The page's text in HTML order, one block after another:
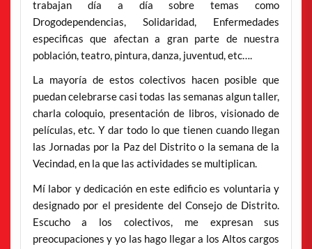
trabajan día a día sobre temas como
Drogodependencias, Solidaridad, Enfermedades
especificas que afectan a gran parte de nuestra
población, teatro, pintura, danza, juventud, etc….
La mayoría de estos colectivos hacen posible que
puedan celebrarse casi todas las semanas algun taller,
charla coloquio, presentación de libros, visionado de
películas, etc. Y dar todo lo que tienen cuando llegan
las Jornadas por la Paz del Distrito o la semana de la
Vecindad, en la que las actividades se multiplican.
Mí labor y dedicación en este edificio es voluntaria y
designado por el presidente del Consejo de Distrito.
Escucho a los colectivos, me expresan sus
preocupaciones y yo las hago llegar a los Altos cargos